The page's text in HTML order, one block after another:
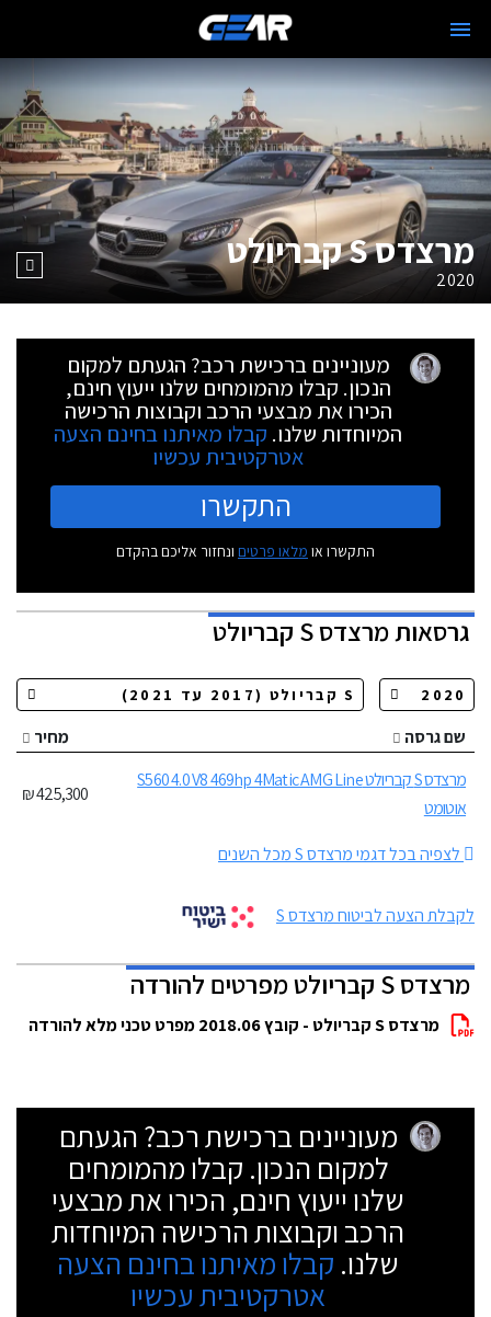
מרצדס S קבריולט
2020
מעוניינים ברכישת רכב? הגעתם למקום
הנכון. קבלו מהמומחים שלנו ייעוץ חינם,
הכירו את מבצעי הרכב וקבוצות הרכישה
המיוחדות שלנו. קבלו מאיתנו בחינם הצעה
אטרקטיבית עכשיו
התקשרו
התקשרו או מלאו פרטים ונחזור אליכם בהקדם
גרסאותמרצדס S קבריולט
שם גרסה
מחיר
מרצדס S קבריולט S560 4.0 V8 469hp 4Matic AMG Line
אוטומט
425,300 ₪
לצפיה בכל דגמי מרצדס S מכל השנים
לקבלת הצעה לביטוח מרצדס S
מרצדס S קבריולט מפרטים להורדה
מרצדס S קבריולט - קובץ 2018.06 מפרט טכני מלא להורדה
מעוניינים ברכישת רכב? הגעתם
למקום הנכון. קבלו מהמומחים
שלנו ייעוץ חינם, הכירו את מבצעי
הרכב וקבוצות הרכישה המיוחדות
שלנו. קבלו מאיתנו בחינם הצעה
אטרקטיבית עכשיו